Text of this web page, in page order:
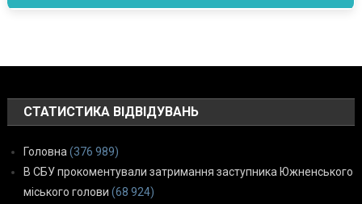
СТАТИСТИКА ВІДВІДУВАНЬ
Головна (376 989)
В СБУ прокоментували затримання заступника Южненського
міського голови (68 924)